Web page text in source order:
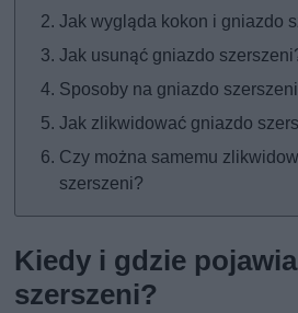
Jak wygląda kokon i gniazdo
Jak usunąć gniazdo
Sposoby na gniazdo szerszeni
Jak zlikwidować gniazdo
Czy można samemu
szerszeni?
Kiedy i gdzie
szerszeni?